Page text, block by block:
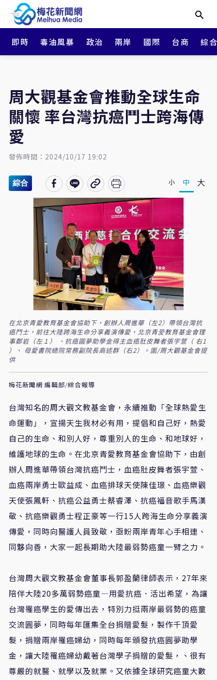
即時 毒油風暴 政治 兩岸 國際 台商 綜
周大觀基金會推動全球生命
關懷 率台灣抗癌鬥士跨海傳
愛
發佈時間：2024/10/17 19:02
綜合 小 中 大
在北京青愛教育基金會協助下，創辦人周進華（左2）帶領台灣抗
癌鬥士，前往大陸跨海生命分享義演傳愛，北京青爱教育基金會理
事鄭岩（左１） 、抗癌圓夢助學金得主血癌肚皮舞者張宇萱（ 右1
）、 母愛書院總院常務副院長高述群（右2）。圖/周大觀基金會提
供
梅花新聞網 編輯部/綜合報導
台灣知名的周大觀文教基金會，永續推動「全球熱愛生
命運動」，宣揚天生我材必有用，提倡和自己好，熱愛
自己的生命、和別人好，尊重別人的生命、和地球好，
維護地球的生命。在北京青愛教育基金會協助下，由創
辦人周進華帶領台灣抗癌鬥士，血癌肚皮舞者張宇萱、
血癌兩岸勇士歐益成、血癌排球天使陳佳璟、血癌樂觀
天使張鳳軒、抗癌公益勇士蔡睿澤、抗癌福音歌手馬漢
敬、抗癌樂觀勇士程正豪等一行15人跨海生命分享義演
傳愛，同時向醫護人員致敬，亟盼兩岸青年心手相連、
同夥向善，大家一起長期助大陸最弱勢癌童一臂之力。
台灣周大觀文教基金會董事長郭盈蘭律師表示，27年來
陪伴大陸20多萬弱勢癌童—用愛抗癌．活出希望，為讓
台灣罹癌學生的愛傳出去，特別力挺兩岸最弱勢的癌童
交流圓夢，同時每年匯集全台捐贈愛髮，製作千頂愛
髮，捐贈兩岸罹癌婦幼，同時每年頒發抗癌圓夢助學
金，讓大陸罹癌婦幼戴著台灣學子捐贈的愛髮，、很有
尊嚴的就醫、就學以及就業。又依據全球研究癌童大數